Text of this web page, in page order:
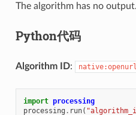
The algorithm has no output.
Python代码
Algorithm ID: native:openurl
import processing
processing . run(